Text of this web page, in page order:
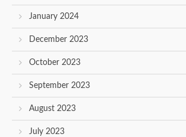
January 2024
December 2023
October 2023
September 2023
August 2023
July 2023